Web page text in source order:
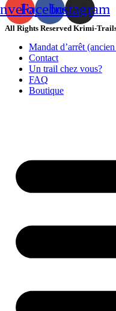
FacebookInstagram
All Rights Reserved Krimi-
Mandat d’arrêt
Contact
Un trail chez vous?
FAQ
Boutique